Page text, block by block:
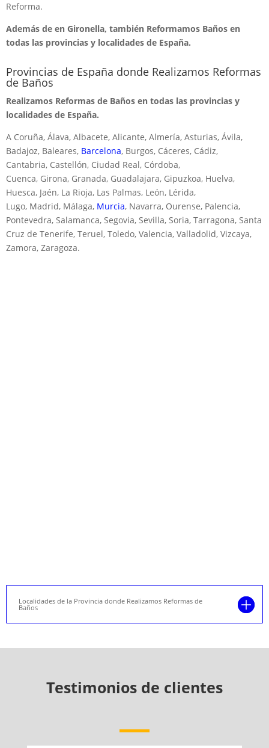
Reforma.
Además de en Gironella, también Reformamos Baños en
todas las provincias y localidades de España.
Provincias de España donde Realizamos Reformas
de Baños
Realizamos Reformas de Baños en todas las provincias y
localidades de España.
A Coruña, Álava, Albacete, Alicante, Almería, Asturias, Ávila,
Badajoz, Baleares, Barcelona, Burgos, Cáceres, Cádiz,
Cantabria, Castellón, Ciudad Real, Córdoba,
Cuenca, Girona, Granada, Guadalajara, Gipuzkoa, Huelva,
Huesca, Jaén, La Rioja, Las Palmas, León, Lérida,
Lugo, Madrid, Málaga, Murcia, Navarra, Ourense, Palencia,
Pontevedra, Salamanca, Segovia, Sevilla, Soria, Tarragona, Santa
Cruz de Tenerife, Teruel, Toledo, Valencia, Valladolid, Vizcaya,
Zamora, Zaragoza.
Localidades de la Provincia donde Realizamos Reformas de
Baños
Testimonios de clientes